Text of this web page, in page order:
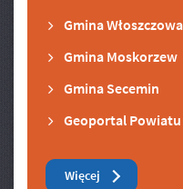
Gmina Włoszczowa
Gmina Moskorzew
Gmina Secemin
Geoportal Powiatu
Więcej Zobacz też